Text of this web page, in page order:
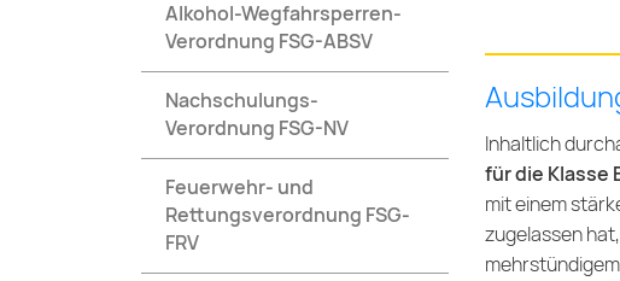
Inhaltlich
für die Klasse
mit einem
zugelassen
Alkohol-Wegfahrsperren-
Verordnung FSG-ABSV
Nachschulungs-
Verordnung FSG-NV
Feuerwehr- und
Rettungsverordnung FSG-
FRV